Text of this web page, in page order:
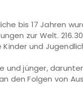
bis 17 Jahren
zur Welt.
Kinder und
und jünger,
den Folgen von